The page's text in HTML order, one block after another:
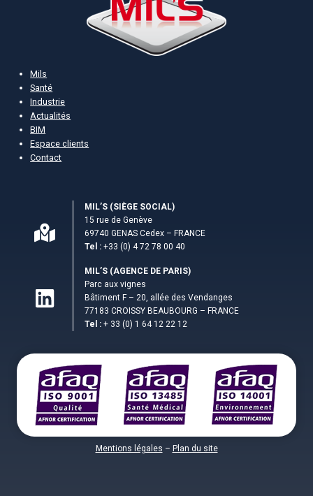
Mils
Santé
Industrie
Actualités
BIM
Espace clients
Contact
MIL’S (S­IÈGE SOCIAL)
15 rue de Genève
69740 GENAS Cedex – FRANCE
Tel : +33 (0) 4 72 78 00 40
MIL’S (AGENCE DE PARIS)
Parc aux vignes
Bâtiment F – 20, allée des Vendanges
77183 CROISSY BEAUBOURG – FRANCE
Tel : + 33 (0) 1 64 12 22 12
Mentions légales – Plan du site